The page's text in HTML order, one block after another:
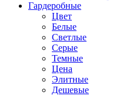
Гардеробные
Цвет
Белые
Светлые
Серые
Темные
Цена
Элитные
Дешевые